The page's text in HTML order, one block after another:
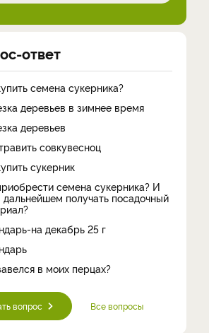
ответ
семена сукерника?
деревьев в зимнее время
деревьев
совкувесноц
сукерник
семена сукерника? И
дальнейшем получать посадочный
на декабрь 25 г
в моих перцах?
вопрос Все вопросы